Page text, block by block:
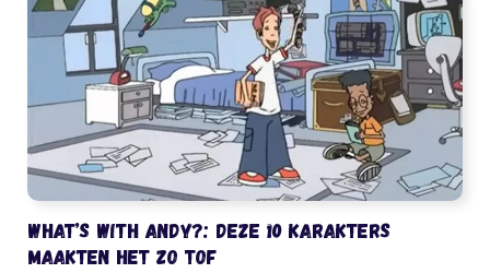
What’s with Andy?: deze 10 karakters
maakten het zo tof